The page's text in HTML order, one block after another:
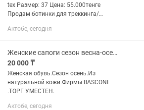
tex Размер: 37 Цена: 55.000тенге
Продам ботинки для треккинга/
гималаях, гортекс
Актобе, сегодня
Женские сапоги сезон весна-осень
20 000 ₸
Женская обувь.Сезон осень.Из
натуральной кожи.Фирмы BASCONI
.ТОРГ УМЕСТЕН.
Актобе, сегодня